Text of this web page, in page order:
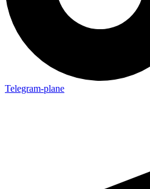
Telegram-plane